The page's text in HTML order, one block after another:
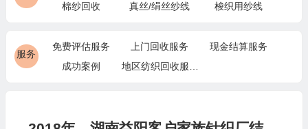
棉纱回收
真丝/绢丝纱线 梭织用纱线
服务
免费评估服务 上门回收服务
现金结算服务
成功案例